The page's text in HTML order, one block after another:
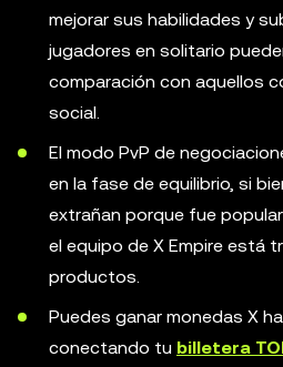
mejorar sus habilidades y
jugadores en solitario
comparación con aquellos
social.
El modo PvP de
en la fase de equilibrio, si
extrañan porque fue
el equipo de X Empire está
productos.
Puedes ganar monedas X
conectando tu billetera